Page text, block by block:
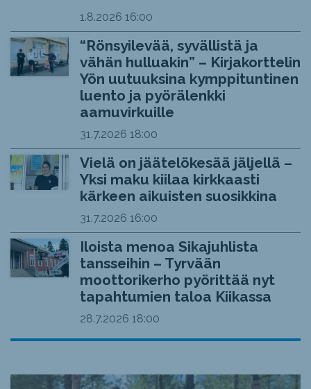
1.8.2026 16:00
“Rönsyilevää, syvällistä ja
vähän hulluakin” – Kirjakorttelin
Yön uutuuksina kymppituntinen
luento ja pyörälenkki
aamuvirkuille
31.7.2026 18:00
Vielä on jäätelökesää jäljellä –
Yksi maku kiilaa kirkkaasti
kärkeen aikuisten suosikkina
31.7.2026 16:00
Iloista menoa Sikajuhlista
tansseihin – Tyrvään
moottorikerho pyörittää nyt
tapahtumien taloa Kiikassa
28.7.2026 18:00